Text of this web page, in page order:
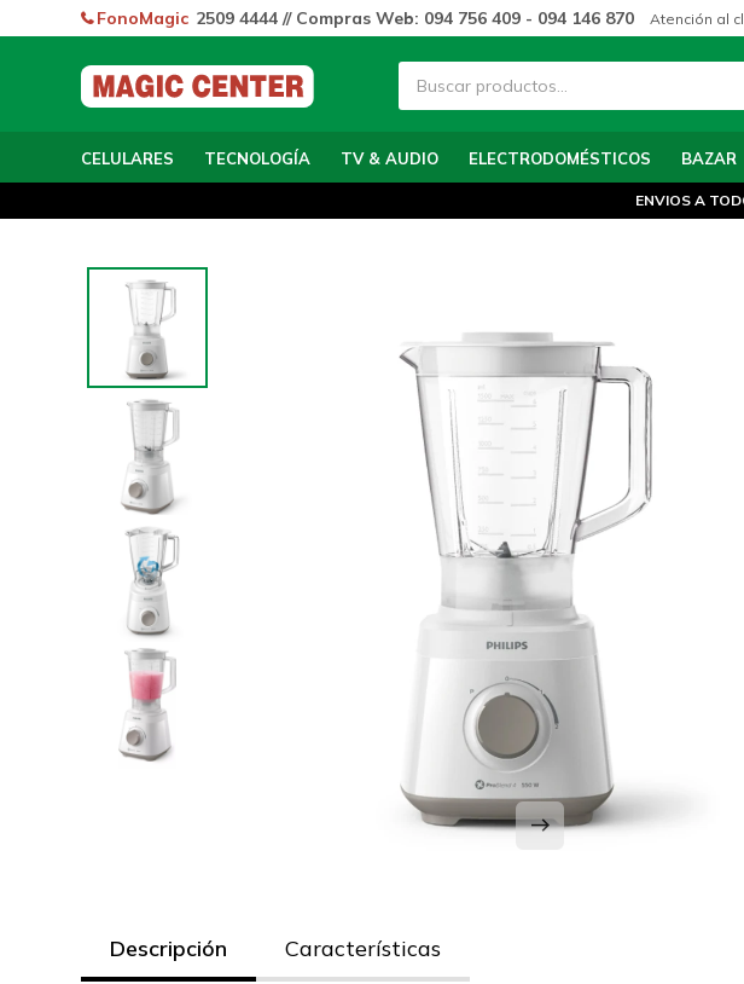
CELULARES TECNOLOGÍA TV & AUDIO ELECTRODOMÉSTICOS BAZAR
FonoMagic 2509 4444 // Compras Web: 094 756 409 - 094 146 870 Atención al
ENVIOS A
Descripción Características